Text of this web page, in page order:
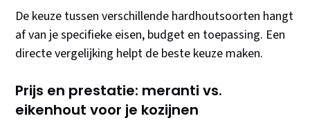
De keuze tussen verschillende hardhoutsoorten hangt
af van je specifieke eisen, budget en toepassing. Een
directe vergelijking helpt de beste keuze maken.
Prijs en prestatie: meranti vs.
eikenhout voor je kozijnen